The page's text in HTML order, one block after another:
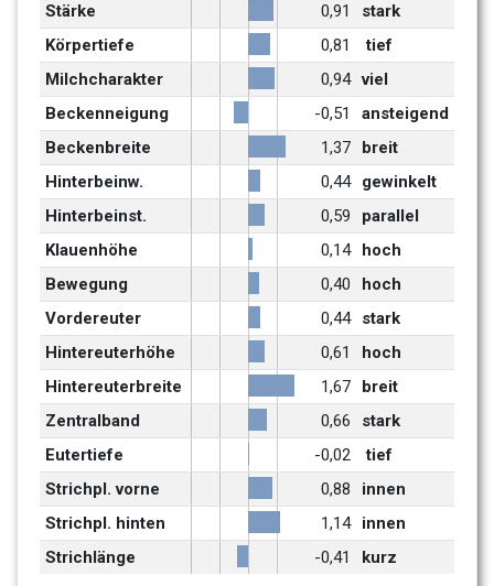
Stärke
0,91
stark
Körpertiefe
0,81
tief
Milchcharakter
0,94 viel
Beckenneigung
-0,51
ansteigend
Beckenbreite
1,37
breit
Hinterbeinw.
0,44 gewinkelt
Hinterbeinst.
0,59
parallel
Klauenhöhe
0,14 hoch
Bewegung
0,40
hoch
Vordereuter
0,44 stark
Hintereuterhöhe
0,61
hoch
Hintereuterbreite
1,67
breit
Zentralband
0,66
stark
Eutertiefe
-0,02
tief
Strichpl. vorne
0,88
innen
Strichpl. hinten
1,14 innen
Strichlänge
-0,41 kurz